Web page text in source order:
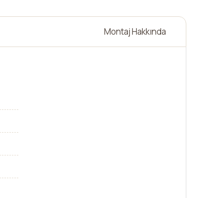
Montaj Hakkında